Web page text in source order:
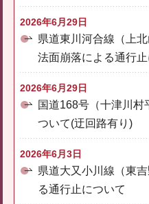
2026年6月29日
県道東川河合線（上
法面崩落による通行
2026年6月29日
国道168号（十津川村
ついて(迂回路有り)
2026年6月3日
県道大又小川線（東
る通行止について